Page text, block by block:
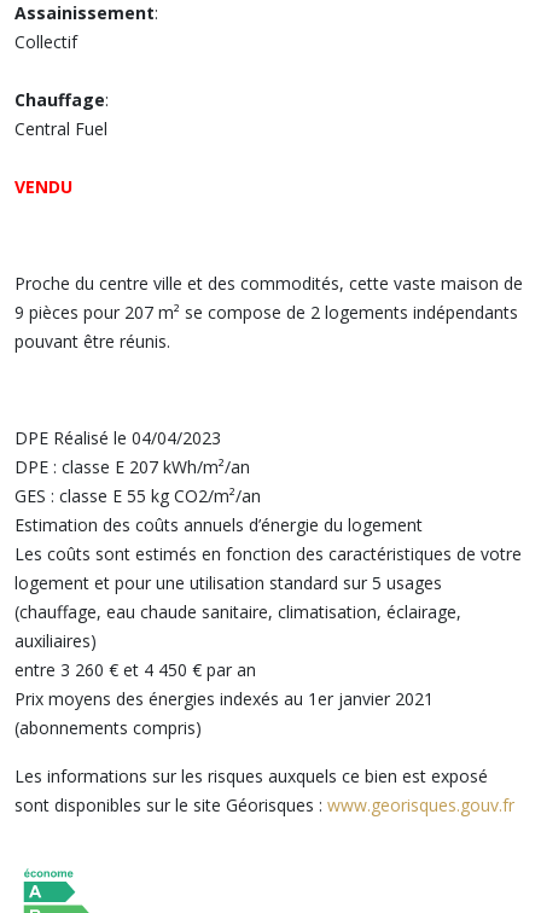
Assainissement:
Collectif
Chauffage:
Central Fuel
VENDU
Proche du centre ville et des commodités, cette vaste maison de
9 pièces pour 207 m² se compose de 2 logements indépendants
pouvant être réunis.
DPE Réalisé le 04/04/2023
DPE : classe E 207 kWh/m²/an
GES : classe E 55 kg CO2/m²/an
Estimation des coûts annuels d’énergie du logement
Les coûts sont estimés en fonction des caractéristiques de votre
logement et pour une utilisation standard sur 5 usages
(chauffage, eau chaude sanitaire, climatisation, éclairage,
auxiliaires)
entre 3 260 € et 4 450 € par an
Prix moyens des énergies indexés au 1er janvier 2021
(abonnements compris)
Les informations sur les risques auxquels ce bien est exposé
sont disponibles sur le site Géorisques : www.georisques.gouv.fr